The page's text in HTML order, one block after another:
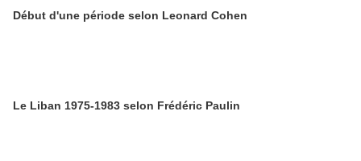
Début d'une période selon Leonard Cohen
Le Liban 1975-1983 selon Frédéric Paulin